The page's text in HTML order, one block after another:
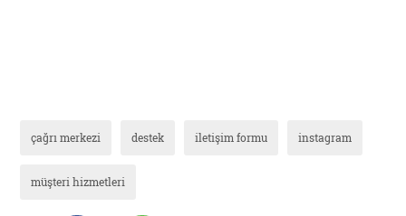
çağrı merkezi destek iletişim formu instagram
müşteri hizmetleri